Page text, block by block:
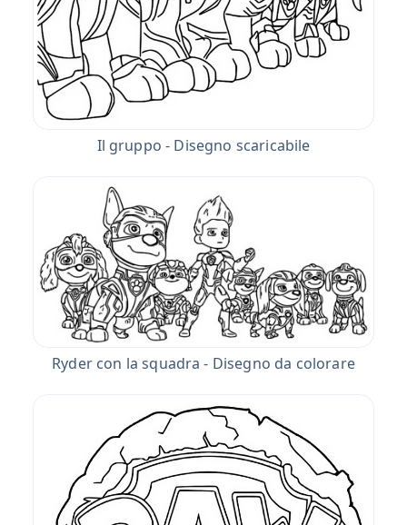
Il gruppo - Disegno scaricabile
Ryder con la squadra - Disegno da colorare